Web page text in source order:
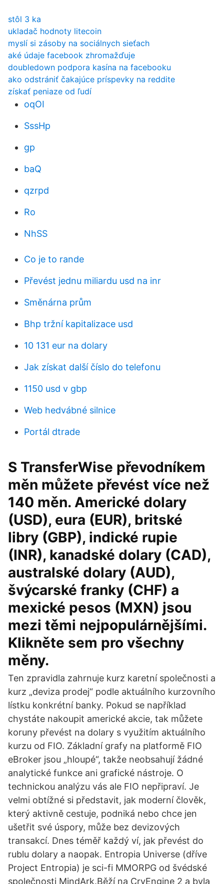
stôl 3 ka
ukladač hodnoty litecoin
myslí si zásoby na sociálnych sieťach
aké údaje facebook zhromažďuje
doubledown podpora kasína na facebooku
ako odstrániť čakajúce príspevky na reddite
získať peniaze od ľudí
oqOI
SssHp
gp
baQ
qzrpd
Ro
NhSS
Co je to rande
Převést jednu miliardu usd na inr
Směnárna prům
Bhp tržní kapitalizace usd
10 131 eur na dolary
Jak získat další číslo do telefonu
1150 usd v gbp
Web hedvábné silnice
Portál dtrade
S TransferWise převodníkem
měn můžete převést více než
140 měn. Americké dolary
(USD), eura (EUR), britské
libry (GBP), indické rupie
(INR), kanadské dolary (CAD),
australské dolary (AUD),
švýcarské franky (CHF) a
mexické pesos (MXN) jsou
mezi těmi nejpopulárnějšími.
Klikněte sem pro všechny
měny.
Ten zpravidla zahrnuje kurz karetní společnosti a
kurz „deviza prodej“ podle aktuálního kurzovního
lístku konkrétní banky. Pokud se například
chystáte nakoupit americké akcie, tak můžete
koruny převést na dolary s využitím aktuálního
kurzu od FIO. Základní grafy na platformě FIO
eBroker jsou „hloupé“, takže neobsahují žádné
analytické funkce ani grafické nástroje. O
technickou analýzu vás ale FIO nepřipraví. Je
velmi obtížné si představit, jak moderní člověk,
který aktivně cestuje, podniká nebo chce jen
ušetřit své úspory, může bez devizových
transakcí. Dnes téměř každý ví, jak převést do
rublu dolary a naopak. Entropia Universe (dříve
Project Entropia) je sci-fi MMORPG od švédské
společnosti MindArk.Běží na CryEngine 2 a byla